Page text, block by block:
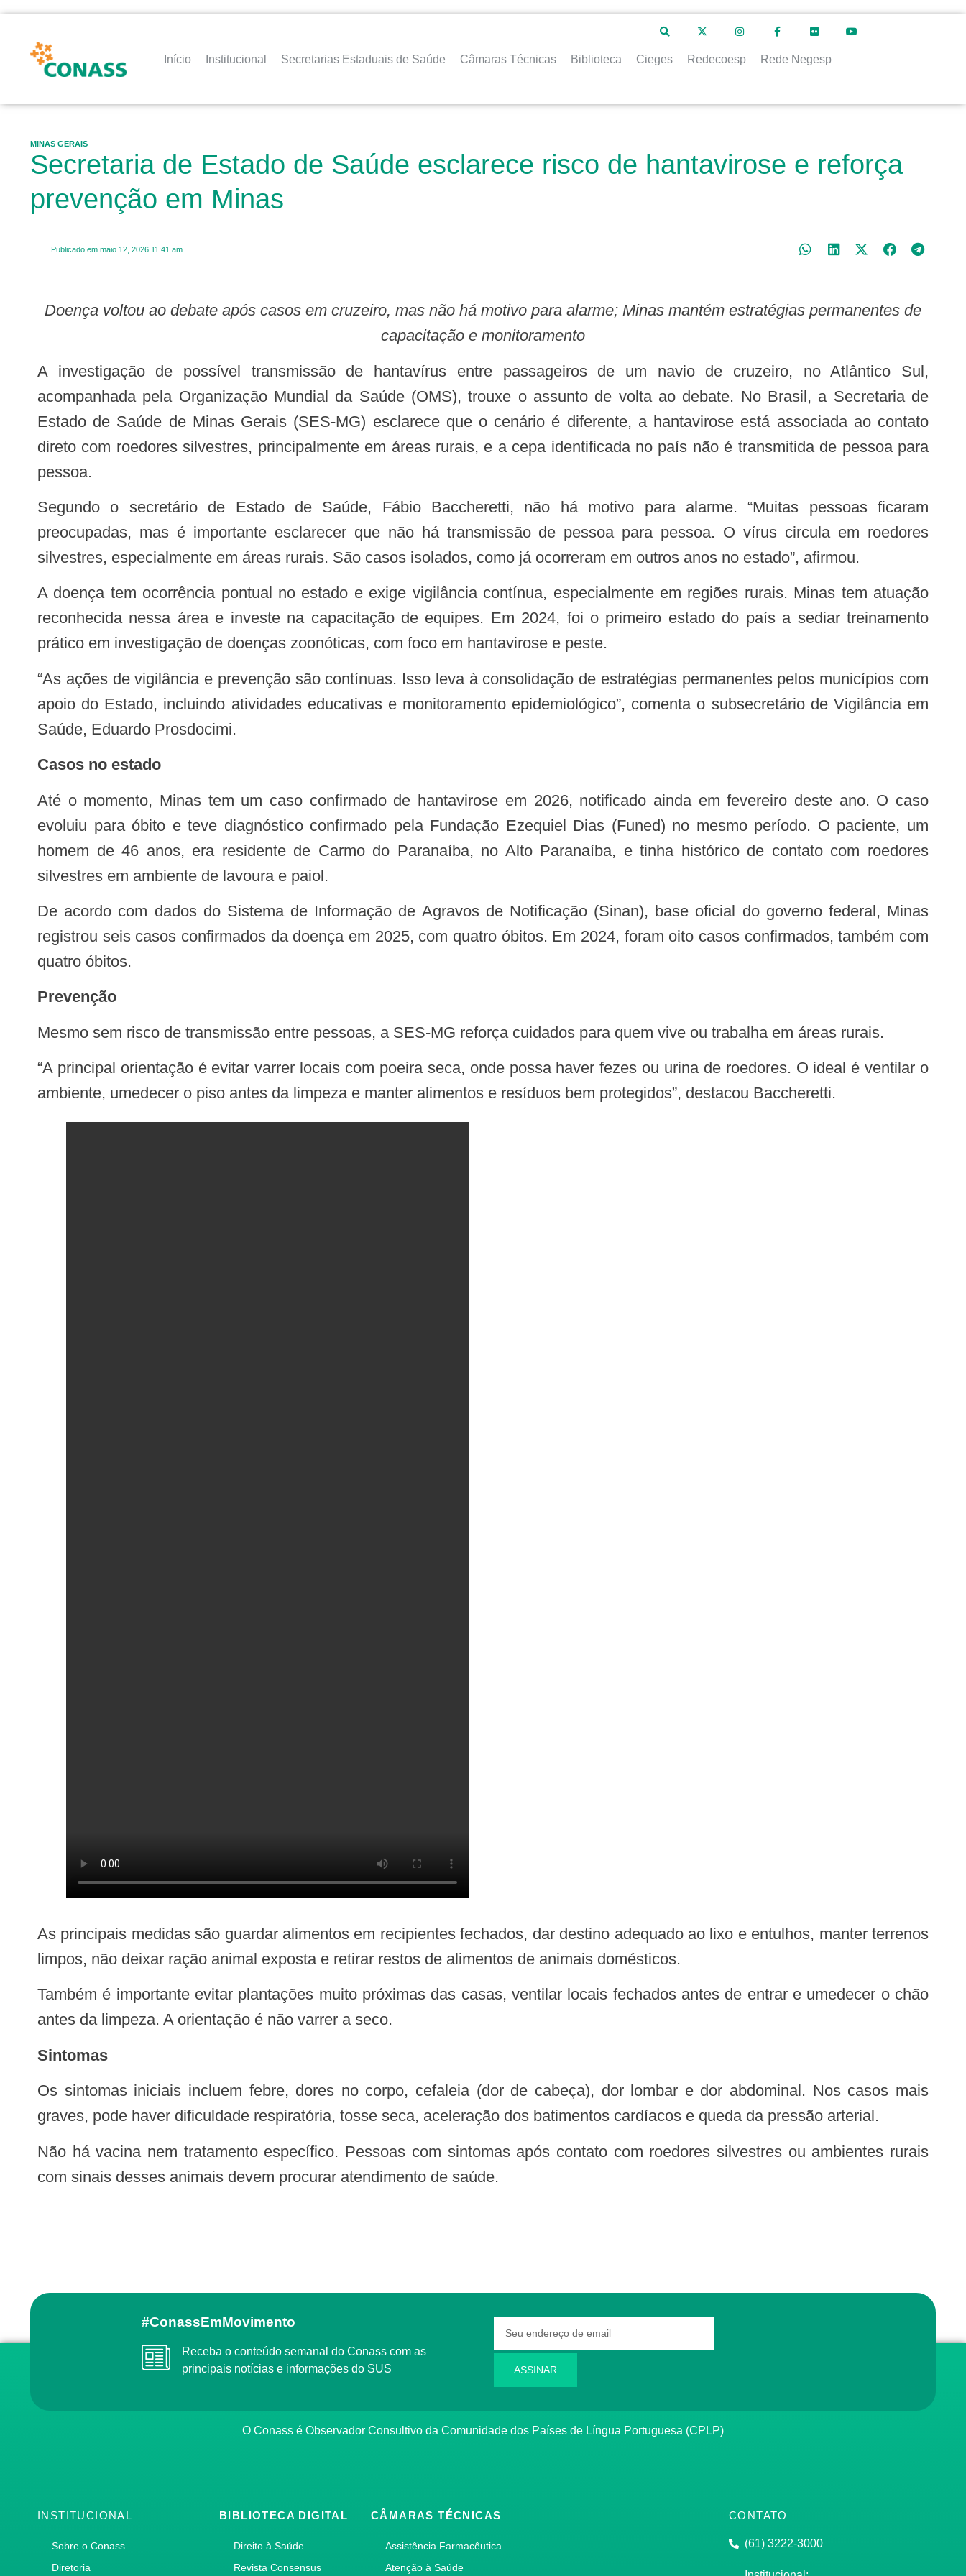
Início Institucional Secretarias Estaduais de Saúde Câmaras Técnicas Biblioteca Cieges Redecoesp Rede Negesp
MINAS GERAIS
Secretaria de Estado de Saúde esclarece risco de hantavirose e reforça
prevenção em Minas
Publicado em maio 12, 2026 11:41 am
Doença voltou ao debate após casos em cruzeiro, mas não há motivo para alarme; Minas mantém estratégias permanentes de
capacitação e monitoramento
A investigação de possível transmissão de hantavírus entre passageiros de um navio de cruzeiro, no Atlântico Sul,
acompanhada pela Organização Mundial da Saúde (OMS), trouxe o assunto de volta ao debate. No Brasil, a Secretaria de
Estado de Saúde de Minas Gerais (SES-MG) esclarece que o cenário é diferente, a hantavirose está associada ao contato
direto com roedores silvestres, principalmente em áreas rurais, e a cepa identificada no país não é transmitida de pessoa para
pessoa.
Segundo o secretário de Estado de Saúde, Fábio Baccheretti, não há motivo para alarme. “Muitas pessoas ficaram
preocupadas, mas é importante esclarecer que não há transmissão de pessoa para pessoa. O vírus circula em roedores
silvestres, especialmente em áreas rurais. São casos isolados, como já ocorreram em outros anos no estado”, afirmou.
A doença tem ocorrência pontual no estado e exige vigilância contínua, especialmente em regiões rurais. Minas tem atuação
reconhecida nessa área e investe na capacitação de equipes. Em 2024, foi o primeiro estado do país a sediar treinamento
prático em investigação de doenças zoonóticas, com foco em hantavirose e peste.
“As ações de vigilância e prevenção são contínuas. Isso leva à consolidação de estratégias permanentes pelos municípios com
apoio do Estado, incluindo atividades educativas e monitoramento epidemiológico”, comenta o subsecretário de Vigilância em
Saúde, Eduardo Prosdocimi.
Casos no estado
Até o momento, Minas tem um caso confirmado de hantavirose em 2026, notificado ainda em fevereiro deste ano. O caso
evoluiu para óbito e teve diagnóstico confirmado pela Fundação Ezequiel Dias (Funed) no mesmo período. O paciente, um
homem de 46 anos, era residente de Carmo do Paranaíba, no Alto Paranaíba, e tinha histórico de contato com roedores
silvestres em ambiente de lavoura e paiol.
De acordo com dados do Sistema de Informação de Agravos de Notificação (Sinan), base oficial do governo federal, Minas
registrou seis casos confirmados da doença em 2025, com quatro óbitos. Em 2024, foram oito casos confirmados, também com
quatro óbitos.
Prevenção
Mesmo sem risco de transmissão entre pessoas, a SES-MG reforça cuidados para quem vive ou trabalha em áreas rurais.
“A principal orientação é evitar varrer locais com poeira seca, onde possa haver fezes ou urina de roedores. O ideal é ventilar o
ambiente, umedecer o piso antes da limpeza e manter alimentos e resíduos bem protegidos”, destacou Baccheretti.
As principais medidas são guardar alimentos em recipientes fechados, dar destino adequado ao lixo e entulhos, manter terrenos
limpos, não deixar ração animal exposta e retirar restos de alimentos de animais domésticos.
Também é importante evitar plantações muito próximas das casas, ventilar locais fechados antes de entrar e umedecer o chão
antes da limpeza. A orientação é não varrer a seco.
Sintomas
Os sintomas iniciais incluem febre, dores no corpo, cefaleia (dor de cabeça), dor lombar e dor abdominal. Nos casos mais
graves, pode haver dificuldade respiratória, tosse seca, aceleração dos batimentos cardíacos e queda da pressão arterial.
Não há vacina nem tratamento específico. Pessoas com sintomas após contato com roedores silvestres ou ambientes rurais
com sinais desses animais devem procurar atendimento de saúde.
#ConassEmMovimento
Receba o conteúdo semanal do Conass com as
principais notícias e informações do SUS
ASSINAR
O Conass é Observador Consultivo da Comunidade dos Países de Língua Portuguesa (CPLP)
INSTITUCIONAL
Sobre o Conass
Diretoria
BIBLIOTECA DIGITAL
Direito à Saúde
Revista Consensus
CÂMARAS TÉCNICAS
Assistência Farmacêutica
Atenção à Saúde
CONTATO
(61) 3222-3000